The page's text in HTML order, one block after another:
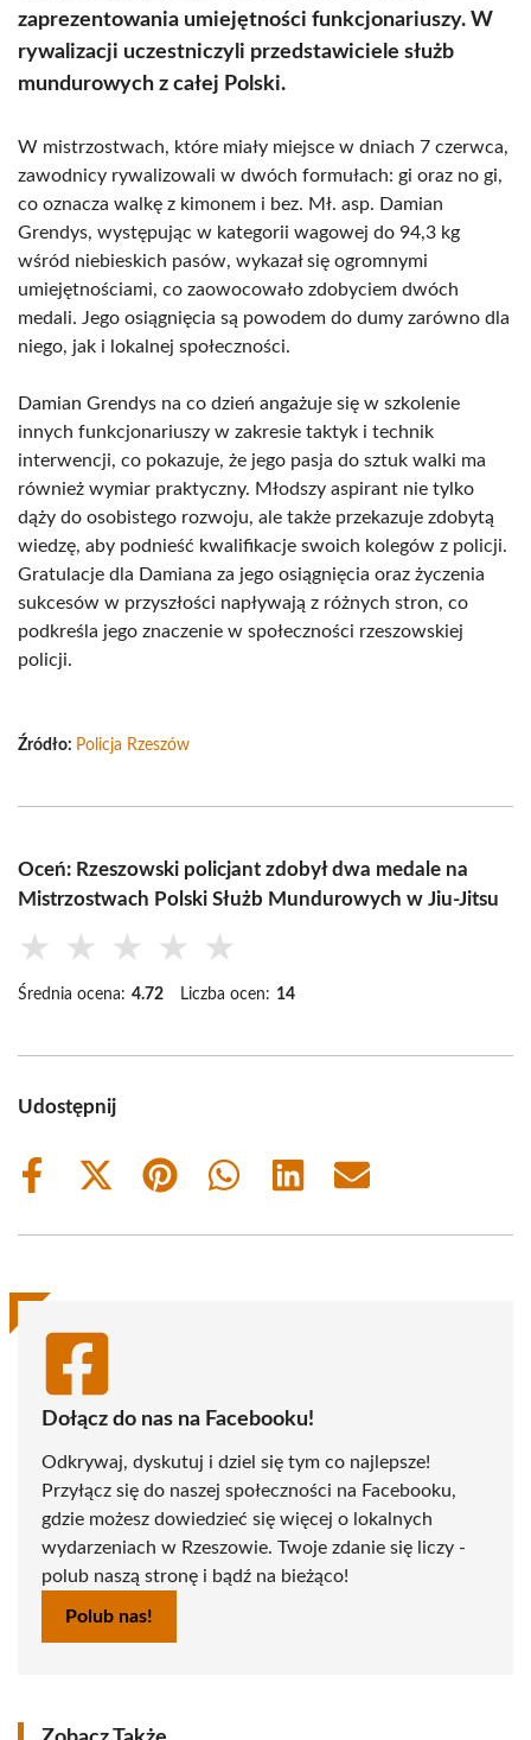
zaprezentowania umiejętności funkcjonariuszy. W
rywalizacji uczestniczyli przedstawiciele służb
mundurowych z całej Polski.
W mistrzostwach, które miały miejsce w dniach 7 czerwca,
zawodnicy rywalizowali w dwóch formułach: gi oraz no gi,
co oznacza walkę z kimonem i bez. Mł. asp. Damian
Grendys, występując w kategorii wagowej do 94,3 kg
wśród niebieskich pasów, wykazał się ogromnymi
umiejętnościami, co zaowocowało zdobyciem dwóch
medali. Jego osiągnięcia są powodem do dumy zarówno dla
niego, jak i lokalnej społeczności.
Damian Grendys na co dzień angażuje się w szkolenie
innych funkcjonariuszy w zakresie taktyk i technik
interwencji, co pokazuje, że jego pasja do sztuk walki ma
również wymiar praktyczny. Młodszy aspirant nie tylko
dąży do osobistego rozwoju, ale także przekazuje zdobytą
wiedzę, aby podnieść kwalifikacje swoich kolegów z policji.
Gratulacje dla Damiana za jego osiągnięcia oraz życzenia
sukcesów w przyszłości napływają z różnych stron, co
podkreśla jego znaczenie w społeczności rzeszowskiej
policji.
Źródło: Policja Rzeszów
Oceń: Rzeszowski policjant zdobył dwa medale na
Mistrzostwach Polski Służb Mundurowych w Jiu-Jitsu
★ ★ ★ ★ ★
Średnia ocena: 4.72 Liczba ocen: 14
Udostępnij
Share
Share
(Twitter)
Share
Share
Share
Share
Dołącz do nas na Facebooku!
Odkrywaj, dyskutuj i dziel się tym co najlepsze!
Przyłącz się do naszej społeczności na Facebooku,
gdzie możesz dowiedzieć się więcej o lokalnych
wydarzeniach w Rzeszowie. Twoje zdanie się liczy -
polub naszą stronę i bądź na bieżąco!
Polub nas!